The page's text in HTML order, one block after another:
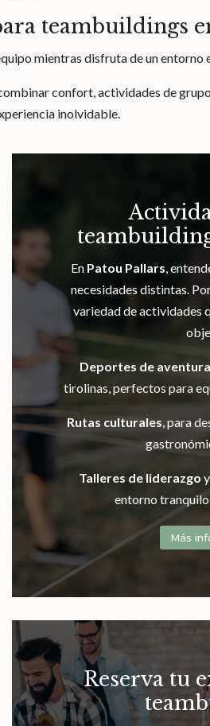
teambuildings
mientras disfruta de un entorno
confort, actividades de
inolvidable.
En Patou Pallars ,
necesidades distintas.
variedad de actividades
Deportes de aventura
tirolinas, perfectos para
Rutas culturales , para
Talleres de liderazgo
entorno tranquilo
Más
Reserva tu